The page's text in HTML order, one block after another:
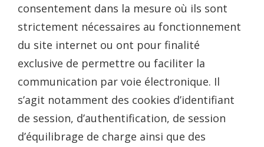
consentement dans la mesure où ils sont
strictement nécessaires au fonctionnement
du site internet ou ont pour finalité
exclusive de permettre ou faciliter la
communication par voie électronique. Il
s’agit notamment des cookies d’identifiant
de session, d’authentification, de session
d’équilibrage de charge ainsi que des